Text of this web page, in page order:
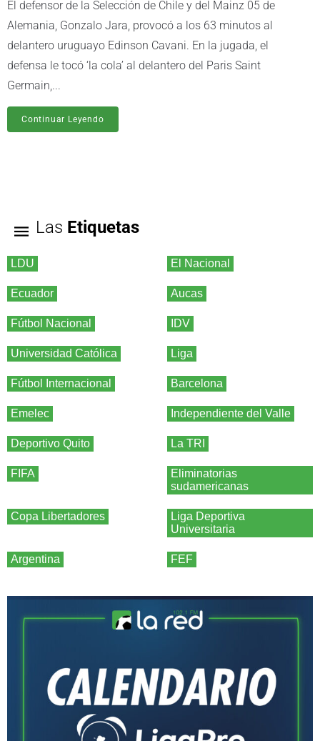
El defensor de la Selección de Chile y del Mainz 05 de
Alemania, Gonzalo Jara, provocó a los 63 minutos al
delantero uruguayo Edinson Cavani. En la jugada, el
defensa le tocó ‘la cola’ al delantero del Paris Saint
Germain,...
Continuar Leyendo
Las Etiquetas
LDU El Nacional
Ecuador Aucas
Fútbol Nacional IDV
Universidad Católica Liga
Fútbol Internacional Barcelona
Emelec Independiente del Valle
Deportivo Quito La TRI
FIFA
Eliminatorias
sudamericanas
Copa Libertadores
Liga Deportiva
Universitaria
Argentina FEF